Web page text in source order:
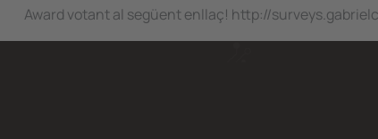
Award votant al següent enllaç! http://